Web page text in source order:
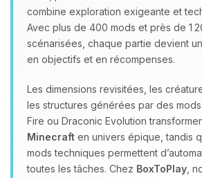
combine exploration exigeante et
Avec plus de 400 mods et près de 1
scénarisées, chaque partie devient
en objectifs et en récompenses.
Les dimensions revisitées, les
les structures générées par des
Fire ou Draconic Evolution
Minecraft en univers épique, tandis
mods techniques permettent
toutes les tâches. Chez BoxToPlay ,